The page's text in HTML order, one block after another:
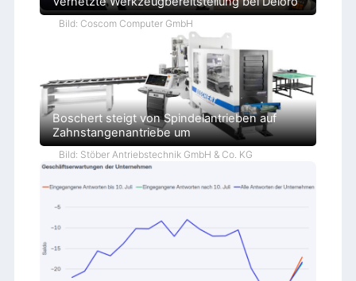
Bild: Coscom Computer GmbH
Boschert steigt von Spindelantrieben auf
Zahnstangenantriebe um
Bild: Stöber Antriebstechnik GmbH & Co. KG